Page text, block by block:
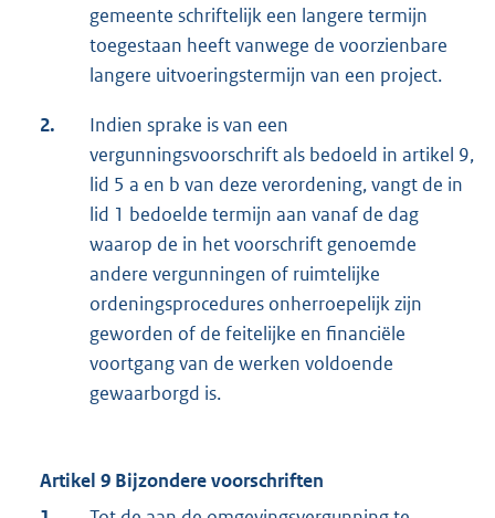
gemeente schriftelijk een langere termijn
toegestaan heeft vanwege de voorzienbare
langere uitvoeringstermijn van een project.
2.
Indien sprake is van een
vergunningsvoorschrift als bedoeld in artikel 9,
lid 5 a en b van deze verordening, vangt de in
lid 1 bedoelde termijn aan vanaf de dag
waarop de in het voorschrift genoemde
andere vergunningen of ruimtelijke
ordeningsprocedures onherroepelijk zijn
geworden of de feitelijke en financiële
voortgang van de werken voldoende
gewaarborgd is.
Artikel 9 Bijzondere voorschriften